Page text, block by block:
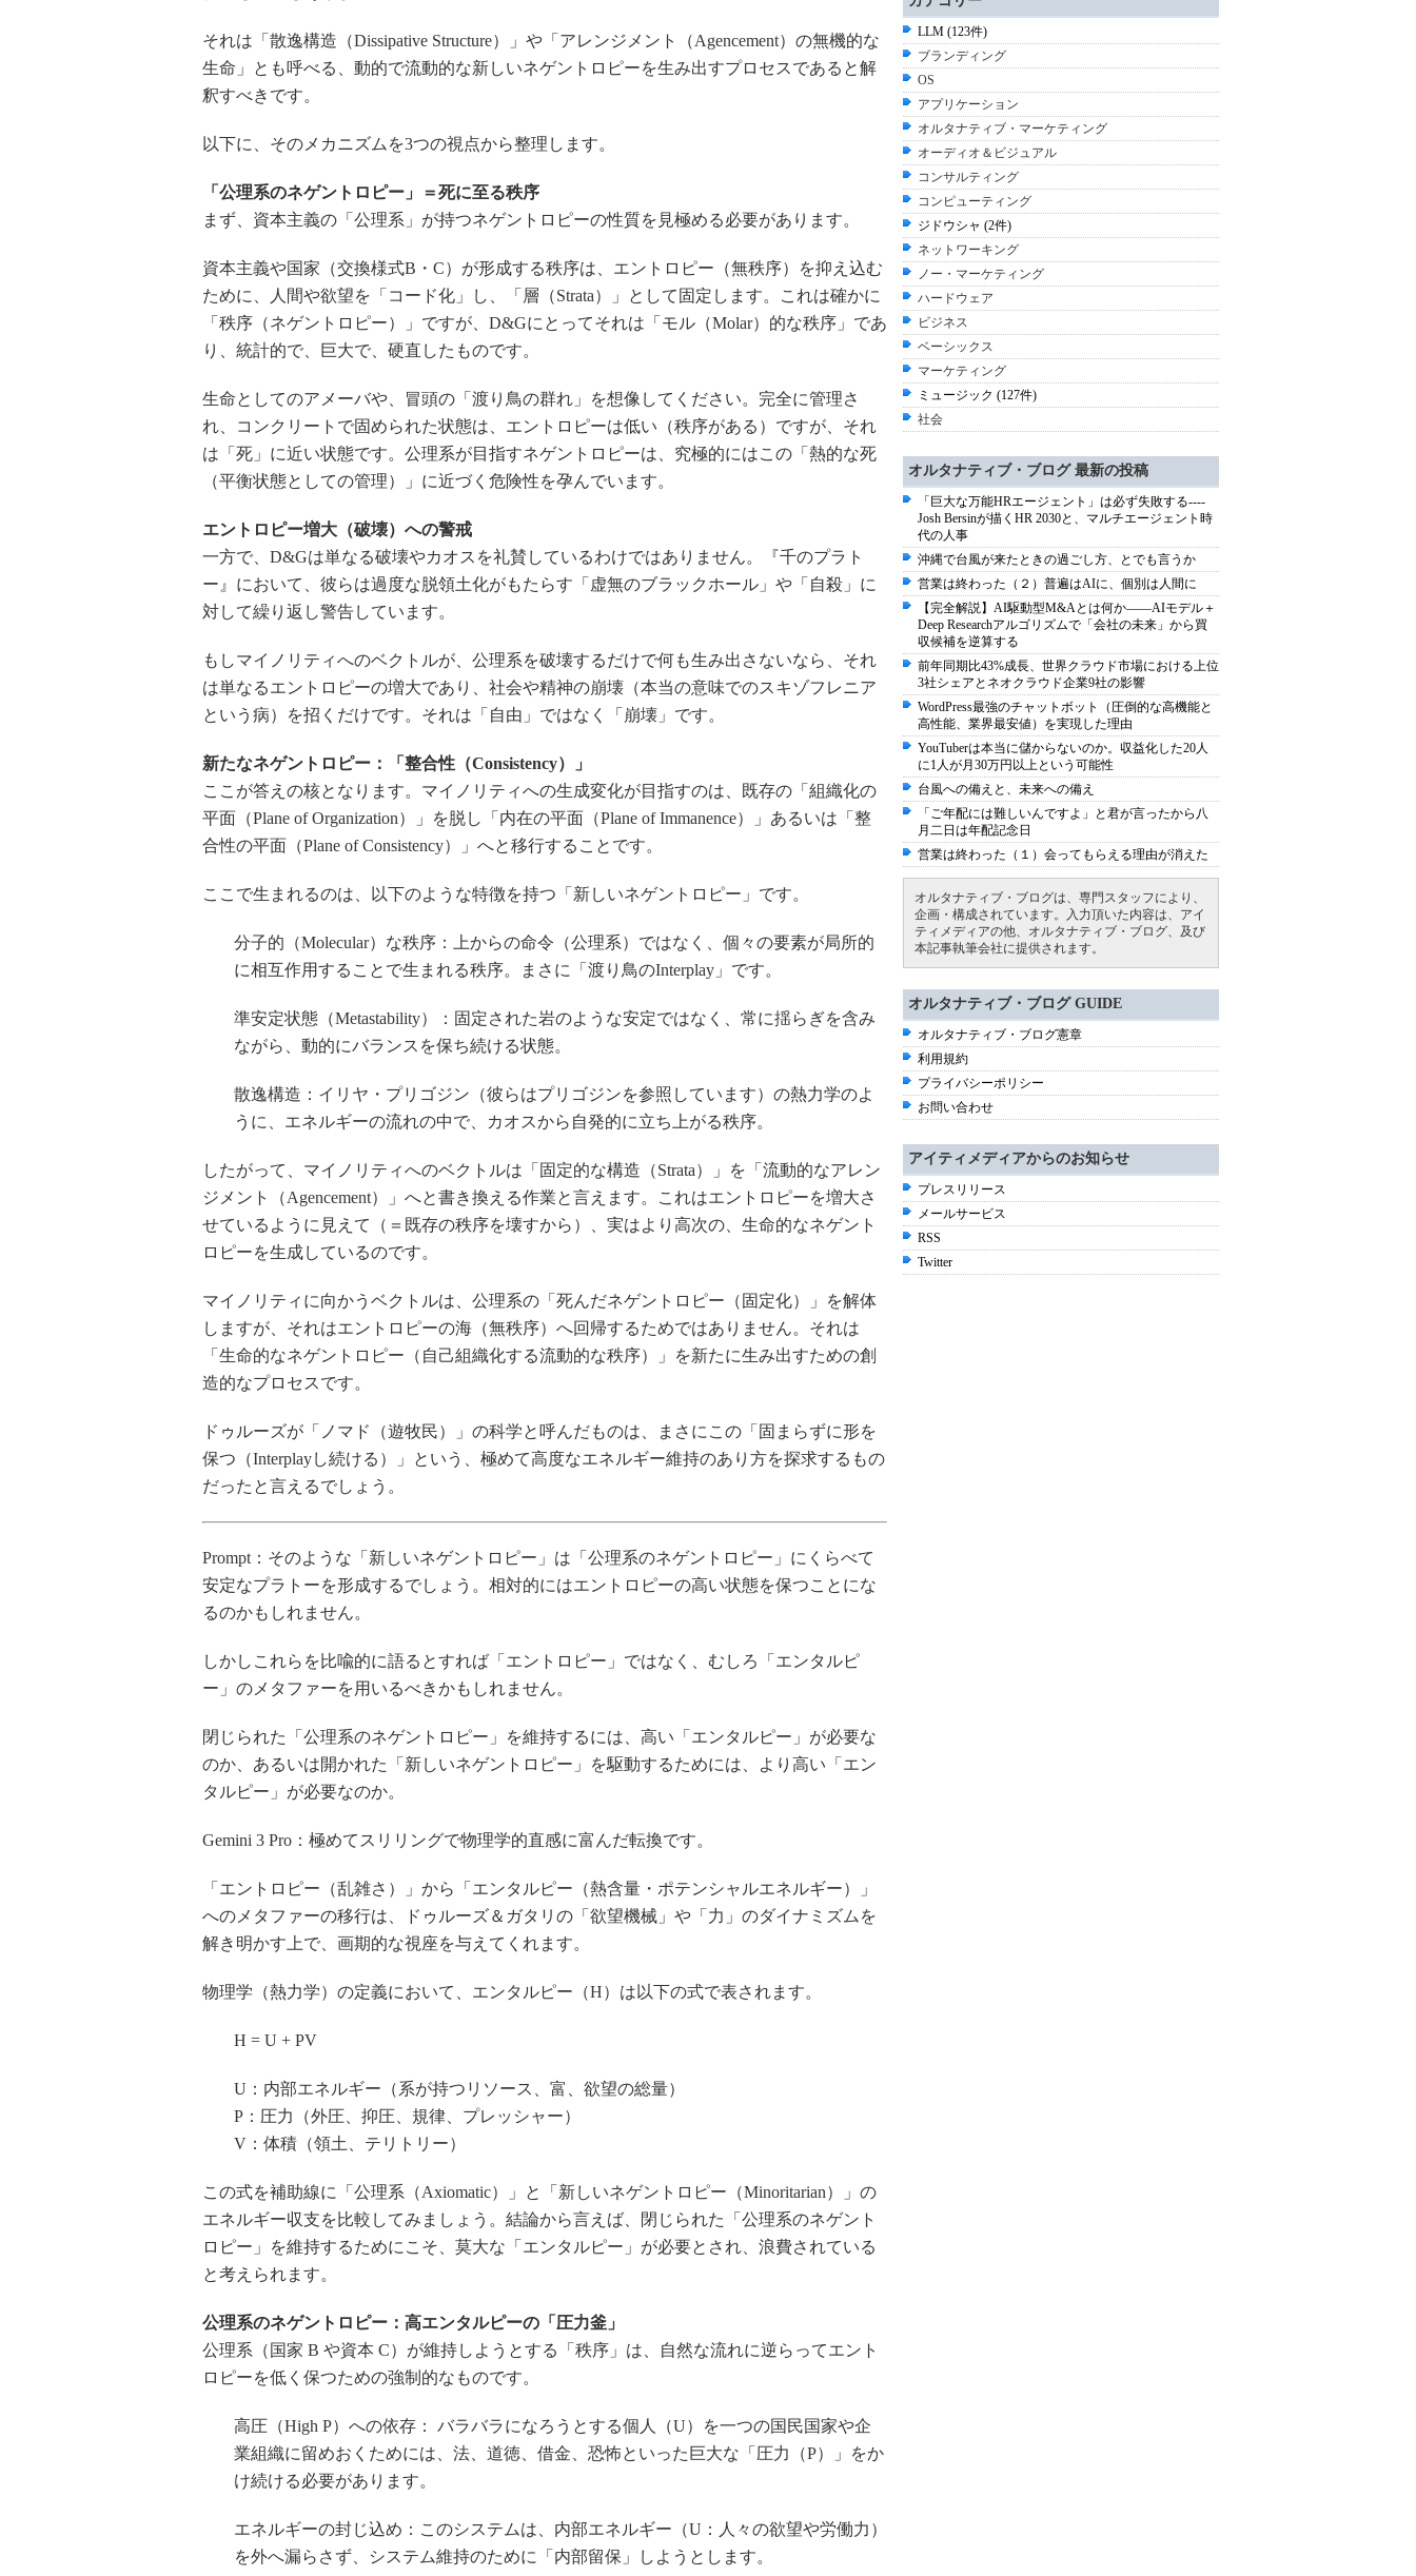
それは「散逸構造（Dissipative Structure）」や「アレンジメント（Agencement）の無機的な
生命」とも呼べる、動的で流動的な新しいネゲントロピーを生み出すプロセスであると解
釈すべきです。
以下に、そのメカニズムを3つの視点から整理します。
「公理系のネゲントロピー」＝死に至る秩序
まず、資本主義の「公理系」が持つネゲントロピーの性質を見極める必要があります。
資本主義や国家（交換様式B・C）が形成する秩序は、エントロピー（無秩序）を抑え込む
ために、人間や欲望を「コード化」し、「層（Strata）」として固定します。これは確かに
「秩序（ネゲントロピー）」ですが、D&Gにとってそれは「モル（Molar）的な秩序」であ
り、統計的で、巨大で、硬直したものです。
生命としてのアメーバや、冒頭の「渡り鳥の群れ」を想像してください。完全に管理さ
れ、コンクリートで固められた状態は、エントロピーは低い（秩序がある）ですが、それ
は「死」に近い状態です。公理系が目指すネゲントロピーは、究極的にはこの「熱的な死
（平衡状態としての管理）」に近づく危険性を孕んでいます。
エントロピー増大（破壊）への警戒
一方で、D&Gは単なる破壊やカオスを礼賛しているわけではありません。『千のプラト
ー』において、彼らは過度な脱領土化がもたらす「虚無のブラックホール」や「自殺」に
対して繰り返し警告しています。
もしマイノリティへのベクトルが、公理系を破壊するだけで何も生み出さないなら、それ
は単なるエントロピーの増大であり、社会や精神の崩壊（本当の意味でのスキゾフレニア
という病）を招くだけです。それは「自由」ではなく「崩壊」です。
新たなネゲントロピー：「整合性（Consistency）」
ここが答えの核となります。マイノリティへの生成変化が目指すのは、既存の「組織化の
平面（Plane of Organization）」を脱し「内在の平面（Plane of Immanence）」あるいは「整
合性の平面（Plane of Consistency）」へと移行することです。
ここで生まれるのは、以下のような特徴を持つ「新しいネゲントロピー」です。
分子的（Molecular）な秩序：上からの命令（公理系）ではなく、個々の要素が局所的
に相互作用することで生まれる秩序。まさに「渡り鳥のInterplay」です。
準安定状態（Metastability）：固定された岩のような安定ではなく、常に揺らぎを含み
ながら、動的にバランスを保ち続ける状態。
散逸構造：イリヤ・プリゴジン（彼らはプリゴジンを参照しています）の熱力学のよ
うに、エネルギーの流れの中で、カオスから自発的に立ち上がる秩序。
したがって、マイノリティへのベクトルは「固定的な構造（Strata）」を「流動的なアレン
ジメント（Agencement）」へと書き換える作業と言えます。これはエントロピーを増大さ
せているように見えて（＝既存の秩序を壊すから）、実はより高次の、生命的なネゲント
ロピーを生成しているのです。
マイノリティに向かうベクトルは、公理系の「死んだネゲントロピー（固定化）」を解体
しますが、それはエントロピーの海（無秩序）へ回帰するためではありません。それは
「生命的なネゲントロピー（自己組織化する流動的な秩序）」を新たに生み出すための創
造的なプロセスです。
ドゥルーズが「ノマド（遊牧民）」の科学と呼んだものは、まさにこの「固まらずに形を
保つ（Interplayし続ける）」という、極めて高度なエネルギー維持のあり方を探求するもの
だったと言えるでしょう。
Prompt：そのような「新しいネゲントロピー」は「公理系のネゲントロピー」にくらべて
安定なプラトーを形成するでしょう。相対的にはエントロピーの高い状態を保つことにな
るのかもしれません。
しかしこれらを比喩的に語るとすれば「エントロピー」ではなく、むしろ「エンタルピ
ー」のメタファーを用いるべきかもしれません。
閉じられた「公理系のネゲントロピー」を維持するには、高い「エンタルピー」が必要な
のか、あるいは開かれた「新しいネゲントロピー」を駆動するためには、より高い「エン
タルピー」が必要なのか。
Gemini 3 Pro：極めてスリリングで物理学的直感に富んだ転換です。
「エントロピー（乱雑さ）」から「エンタルピー（熱含量・ポテンシャルエネルギー）」
へのメタファーの移行は、ドゥルーズ＆ガタリの「欲望機械」や「力」のダイナミズムを
解き明かす上で、画期的な視座を与えてくれます。
物理学（熱力学）の定義において、エンタルピー（H）は以下の式で表されます。
H = U + PV
U：内部エネルギー（系が持つリソース、富、欲望の総量）
P：圧力（外圧、抑圧、規律、プレッシャー）
V：体積（領土、テリトリー）
この式を補助線に「公理系（Axiomatic）」と「新しいネゲントロピー（Minoritarian）」の
エネルギー収支を比較してみましょう。結論から言えば、閉じられた「公理系のネゲント
ロピー」を維持するためにこそ、莫大な「エンタルピー」が必要とされ、浪費されている
と考えられます。
公理系のネゲントロピー：高エンタルピーの「圧力釜」
公理系（国家 B や資本 C）が維持しようとする「秩序」は、自然な流れに逆らってエント
ロピーを低く保つための強制的なものです。
高圧（High P）への依存： バラバラになろうとする個人（U）を一つの国民国家や企
業組織に留めおくためには、法、道徳、借金、恐怖といった巨大な「圧力（P）」をか
け続ける必要があります。
エネルギーの封じ込め：このシステムは、内部エネルギー（U：人々の欲望や労働力）
を外へ漏らさず、システム維持のために「内部留保」しようとします。
LLM (123件)
ブランディング
OS
アプリケーション
オルタナティブ・マーケティング
オーディオ＆ビジュアル
コンサルティング
コンピューティング
ジドウシャ (2件)
ネットワーキング
ノー・マーケティング
ハードウェア
ビジネス
ベーシックス
マーケティング
ミュージック (127件)
社会
オルタナティブ・ブログ 最新の投稿
「巨大な万能HRエージェント」は必ず失敗する----
Josh Bersinが描くHR 2030と、マルチエージェント時
代の人事
沖縄で台風が来たときの過ごし方、とでも言うか
営業は終わった（２）普遍はAIに、個別は人間に
【完全解説】AI駆動型M&Aとは何か――AIモデル＋
Deep Researchアルゴリズムで「会社の未来」から買
収候補を逆算する
前年同期比43%成長、世界クラウド市場における上位
3社シェアとネオクラウド企業9社の影響
WordPress最強のチャットボット（圧倒的な高機能と
高性能、業界最安値）を実現した理由
YouTuberは本当に儲からないのか。収益化した20人
に1人が月30万円以上という可能性
台風への備えと、未来への備え
「ご年配には難しいんですよ」と君が言ったから八
月二日は年配記念日
営業は終わった（１）会ってもらえる理由が消えた
オルタナティブ・ブログは、専門スタッフにより、
企画・構成されています。入力頂いた内容は、アイ
ティメディアの他、オルタナティブ・ブログ、及び
本記事執筆会社に提供されます。
オルタナティブ・ブログ GUIDE
オルタナティブ・ブログ憲章
利用規約
プライバシーポリシー
お問い合わせ
アイティメディアからのお知らせ
プレスリリース
メールサービス
RSS
Twitter